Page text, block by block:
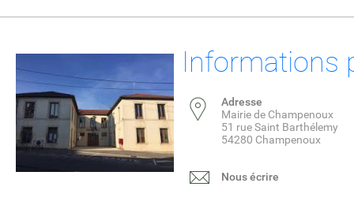
Informations
Adresse
Mairie de Champenoux
51 rue Saint Barthélemy
54280 Champenoux
Nous écrire